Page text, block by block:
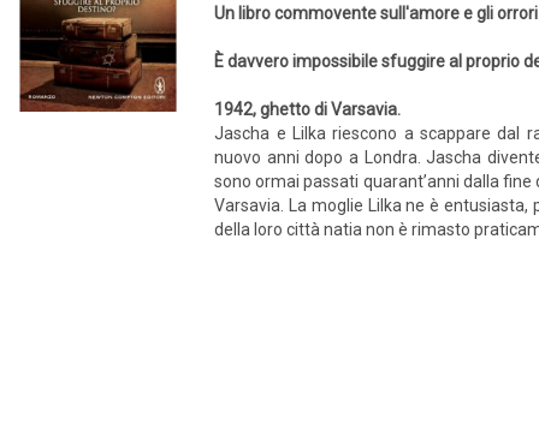
Un libro commovente sull'amore e gli
È davvero impossibile sfuggire al proprio
1942, ghetto di Varsavia.
Jascha e Lilka riescono a scappare dal
nuovo anni dopo a Londra. Jascha
sono ormai passati quarant’anni dalla
Varsavia. La moglie Lilka ne è
della loro città natia non è rimasto